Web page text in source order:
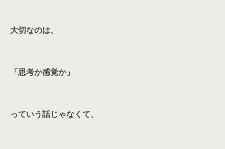
大切なのは、
「思考か感覚か」
っていう話じゃなくて、